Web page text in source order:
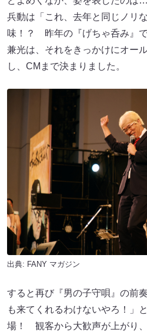
兵動は「これ、去年と同じノリ
味！？ 昨年の『げちゃ呑み』
兼光は、それをきっかけにオー
し、CMまで決まりました。
出典: FANY マガジン
すると再び『男の子守唄』の
も来てくれるわけないやろ！」
場！ 観客から大歓声が上がり